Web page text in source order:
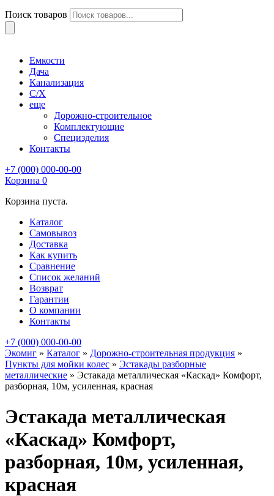
Поиск товаров
Емкости
Дача
Канализация
С/Х
еще
Дорожно-строительное
Комплектующие
Специзделия
Контакты
+7 (000) 000-00-00
Корзина 0
Корзина пуста.
Каталог
Самовывоз
Доставка
Как купить
Сравнение
Список желаний
Возврат
Гарантии
О компании
Контакты
+7 (000) 000-00-00
Экомиг » Каталог » Дорожно-строительная продукция »
Пункты для мойки колес » Эстакады разборные
металлические » Эстакада металлическая «Каскад» Комфорт,
разборная, 10м, усиленная, красная
Эстакада металлическая
«Каскад» Комфорт,
разборная, 10м, усиленная,
красная